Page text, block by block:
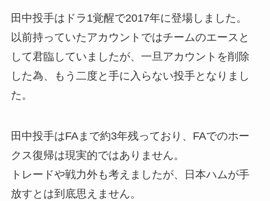
田中投手はドラ1覚醒で2017年に登場しました。
以前持っていたアカウントではチームのエースと
して君臨していましたが、一旦アカウントを削除
した為、もう二度と手に入らない投手となりまし
た。
田中投手はFAまで約3年残っており、FAでのホー
クス復帰は現実的ではありません。
トレードや戦力外も考えましたが、日本ハムが手
放すとは到底思えません。